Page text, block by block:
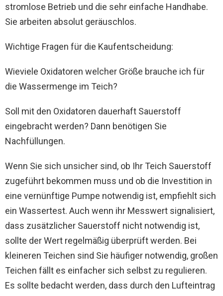
stromlose Betrieb und die sehr einfache Handhabe.
Sie arbeiten absolut geräuschlos.
Wichtige Fragen für die Kaufentscheidung:
Wieviele Oxidatoren welcher Größe brauche ich für
die Wassermenge im Teich?
Soll mit den Oxidatoren dauerhaft Sauerstoff
eingebracht werden? Dann benötigen Sie
Nachfüllungen.
Wenn Sie sich unsicher sind, ob Ihr Teich Sauerstoff
zugeführt bekommen muss und ob die Investition in
eine vernünftige Pumpe notwendig ist, empfiehlt sich
ein Wassertest. Auch wenn ihr Messwert signalisiert,
dass zusätzlicher Sauerstoff nicht notwendig ist,
sollte der Wert regelmäßig überprüft werden. Bei
kleineren Teichen sind Sie häufiger notwendig, großen
Teichen fällt es einfacher sich selbst zu regulieren.
Es sollte bedacht werden, dass durch den Lufteintrag